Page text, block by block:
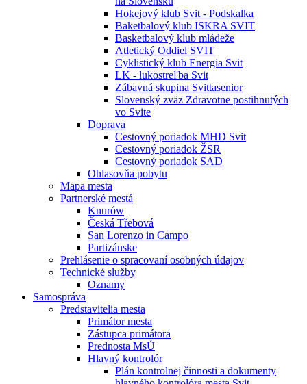
Hokejový klub Svit - Podskalka
Baketbalový klub ISKRA SVIT
Basketbalový klub mládeže
Atletický Oddiel SVIT
Cyklistický klub Energia Svit
LK - lukostreľba Svit
Zábavná skupina Svittasenior
Slovenský zväz Zdravotne postihnutých
vo Svite
Doprava
Cestovný poriadok MHD Svit
Cestovný poriadok ŽSR
Cestovný poriadok SAD
Ohlasovňa pobytu
Mapa mesta
Partnerské mestá
Knurów
Česká Třebová
San Lorenzo in Campo
Partizánske
Prehlásenie o spracovaní osobných údajov
Technické služby
Oznamy
Samospráva
Predstavitelia mesta
Primátor mesta
Zástupca primátora
Prednosta MsÚ
Hlavný kontrolór
Plán kontrolnej činnosti a dokumenty